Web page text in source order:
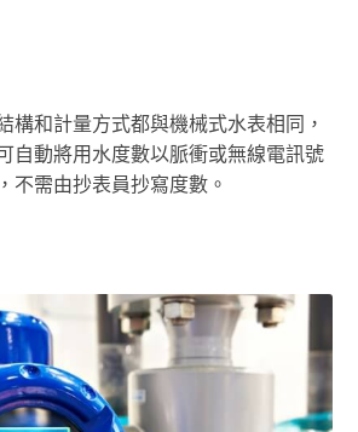
構和計量方式都與機械式水表相同，
自動將用水度數以脈衝或無線電訊號
不需由抄表員抄寫度數。